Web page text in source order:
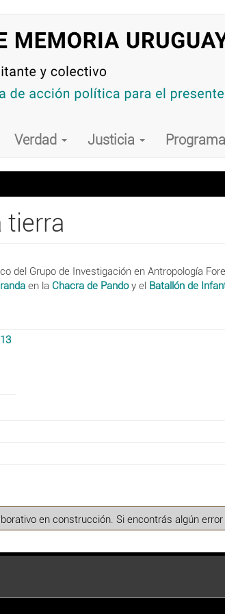
Verdad Justicia
tierra
del Grupo de Investigación en Antropología
en la Chacra de Pandoy el Batallón de
en construcción. Si encontrás algún